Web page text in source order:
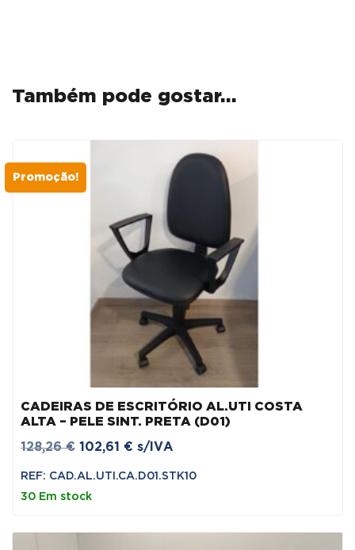
Também pode gostar…
Promoção!
CADEIRAS DE ESCRITÓRIO AL.UTI COSTA
ALTA – PELE SINT. PRETA (D01)
128,26€ O
102,61 € O
s/IVA
REF: CAD.AL.UTI.CA.D01.STK10
30 Em stock